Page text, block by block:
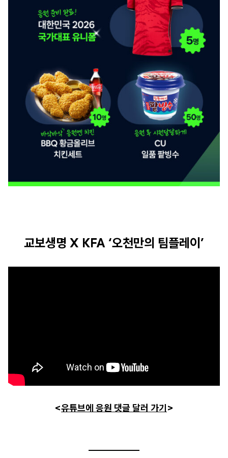
교보생명 X KFA ‘오천만의 팀플레이’
<유튜브에 응원 댓글 달러 가기 >